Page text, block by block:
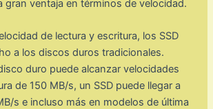
gran ventaja en términos de velocidad.
de lectura y escritura, los SSD
a los discos duros tradicionales.
duro puede alcanzar velocidades
de 150 MB/s, un SSD puede llegar a
s e incluso más en modelos de última